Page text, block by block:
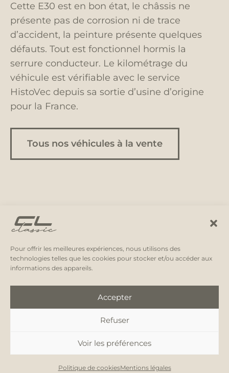
Pour offrir les meilleures expériences, nous utilisons des
technologies telles que les cookies pour stocker et/ou accéder aux
informations des appareils.
Accepter
Refuser
Voir les préférences
Politique de cookiesMentions légales
Cette E30 est en bon état, le châssis ne
présente pas de corrosion ni de trace
d’accident, la peinture présente quelques
défauts. Tout est fonctionnel hormis la
serrure conducteur. Le kilométrage du
véhicule est vérifiable avec le service
HistoVec depuis sa sortie d’usine d’origine
pour la France.
Tous nos véhicules à la vente
ACHAT & VENTE DE VÉHICULES DE COLLECTION À BLOIS - © 2026 CL CLASSIC